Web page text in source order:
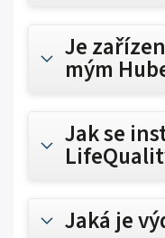
Je
mým
Jak se
Jaká je